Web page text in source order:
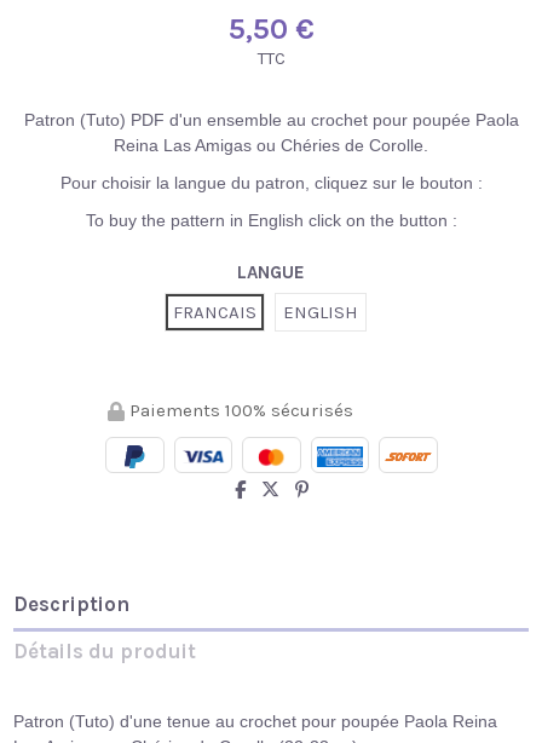
5,50 €
TTC
Patron (Tuto) PDF d'un ensemble au crochet pour poupée Paola
Reina Las Amigas ou Chéries de Corolle.
Pour choisir la langue du patron, cliquez sur le bouton :
To buy the pattern in English click on the button :
LANGUE
FRANCAIS
ENGLISH
Paiements 100% sécurisés
Description
Détails du produit
Patron (Tuto) d'une tenue au crochet pour poupée Paola Reina